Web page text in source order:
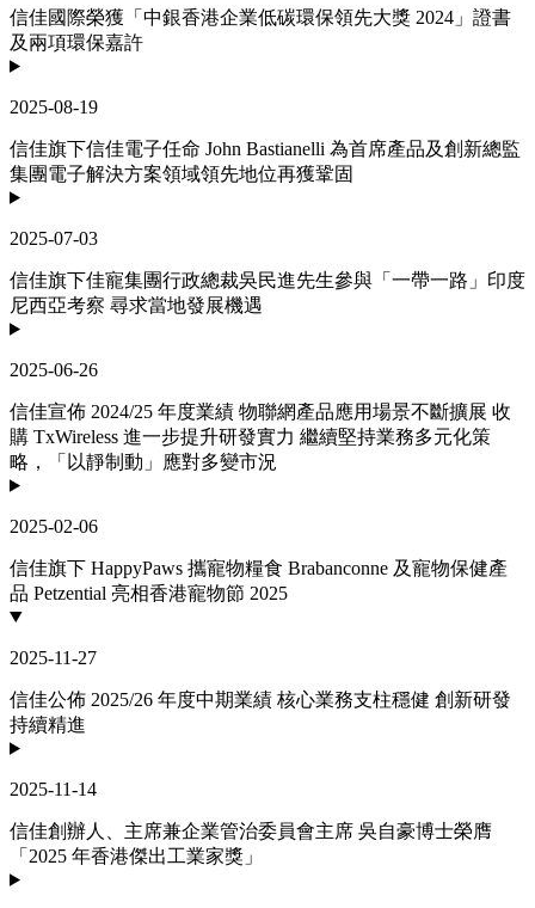
信佳國際榮獲「中銀香港企業低碳環保領先大獎 2024」證書
及兩項環保嘉許
2025-08-19
信佳旗下信佳電子任命 John Bastianelli 為首席產品及創新總監
集團電子解決方案領域領先地位再獲鞏固
2025-07-03
信佳旗下佳寵集團行政總裁吳民進先生參與「一帶一路」印度
尼西亞考察 尋求當地發展機遇
2025-06-26
信佳宣佈 2024/25 年度業績 物聯網產品應用場景不斷擴展 收
購 TxWireless 進一步提升研發實力 繼續堅持業務多元化策
略，「以靜制動」應對多變市況
2025-02-06
信佳旗下 HappyPaws 攜寵物糧食 Brabanconne 及寵物保健產
品 Petzential 亮相香港寵物節 2025
2025-11-27
信佳公佈 2025/26 年度中期業績 核心業務支柱穩健 創新研發
持續精進
2025-11-14
信佳創辦人、主席兼企業管治委員會主席 吳自豪博士榮膺
「2025 年香港傑出工業家獎」